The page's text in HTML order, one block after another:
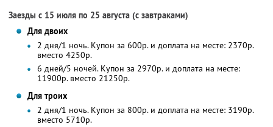
Заезды с 15 июля по 25 августа (с завтраками)
Для двоих
2 дня/1 ночь. Купон за 600р. и доплата на месте: 2370р.
вместо 4250р.
6 дней/5 ночей. Купон за 2970р. и доплата на месте:
11900р. вместо 21250р.
Для троих
2 дня/1 ночь. Купон за 800р. и доплата на месте: 3190р.
вместо 5710р.